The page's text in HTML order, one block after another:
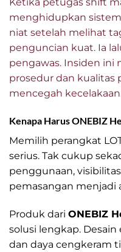
menghidupkan
niat setelah melihat
penguncian kuat. Ia
pengawas. Insiden
prosedur dan kualitas
mencegah
Kenapa Harus ONEBIZ
Memilih perangkat
serius. Tak cukup
penggunaan,
pemasangan menjadi
Produk dari ONEBIZ
solusi lengkap.
dan daya cengkeram